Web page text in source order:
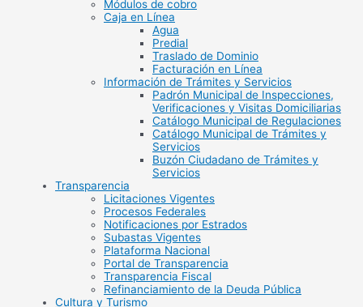
Módulos de cobro
Caja en Línea
Agua
Predial
Traslado de Dominio
Facturación en Línea
Información de Trámites y Servicios
Padrón Municipal de Inspecciones,
Verificaciones y Visitas Domiciliarias
Catálogo Municipal de Regulaciones
Catálogo Municipal de Trámites y
Servicios
Buzón Ciudadano de Trámites y
Servicios
Transparencia
Licitaciones Vigentes
Procesos Federales
Notificaciones por Estrados
Subastas Vigentes
Plataforma Nacional
Portal de Transparencia
Transparencia Fiscal
Refinanciamiento de la Deuda Pública
Cultura y Turismo